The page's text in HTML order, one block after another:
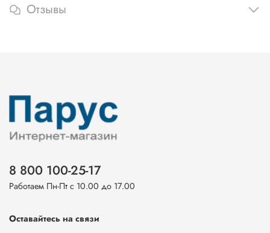
Отзывы
8 800 100-25-17
Работаем Пн-Пт с 10.00 до 17.00
Оставайтесь на связи